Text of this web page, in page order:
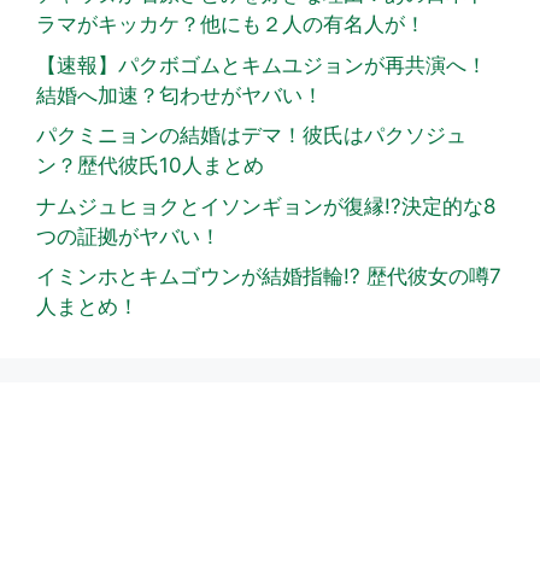
ラマがキッカケ？他にも２人の有名人が！
【速報】パクボゴムとキムユジョンが再共演へ！
結婚へ加速？匂わせがヤバい！
パクミニョンの結婚はデマ！彼氏はパクソジュ
ン？歴代彼氏10人まとめ
ナムジュヒョクとイソンギョンが復縁!?決定的な8
つの証拠がヤバい！
イミンホとキムゴウンが結婚指輪!? 歴代彼女の噂7
人まとめ！